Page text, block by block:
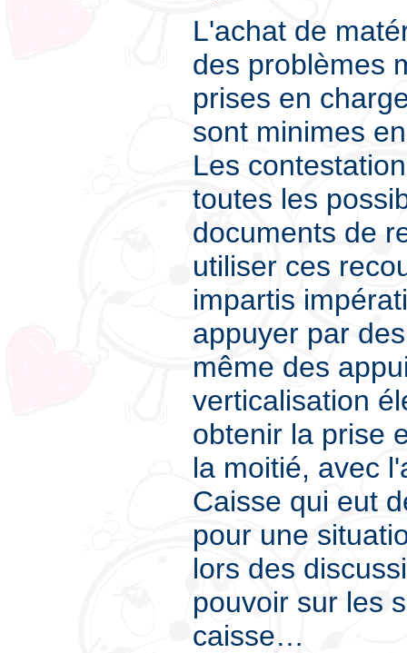
L'achat de
des problèmes
prises en
sont minimes
Les
toutes les
documents de
utiliser ces
impartis
appuyer par
même des
verticalisation
obtenir la prise
la moitié, avec
Caisse qui eut
pour une
lors des
pouvoir sur les
caisse…